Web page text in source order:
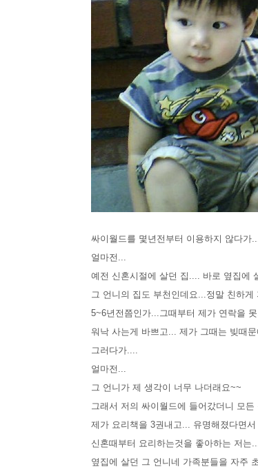
싸이월드를 몇년전부터 이용하지 않다가
얼마전...
예전 신혼시절에 살던 집.... 바로 옆집에
그 언니의 집도 부천인데요...정말 친하게
5~6년전쯤인가...그때부터 제가 연락을
워낙 사는게 바쁘고... 제가 그때는 빚때
그러다가....
얼마전...
그 언니가 제 생각이 너무 나더래요~~
그래서 저의 싸이월드에 들어갔더니 모
제가 요리책을 3권내고... 유명해졌다면
신혼때부터 요리하는것을 좋아하는 저는
옆집에 살던 그 언니네 가족분들을 자주